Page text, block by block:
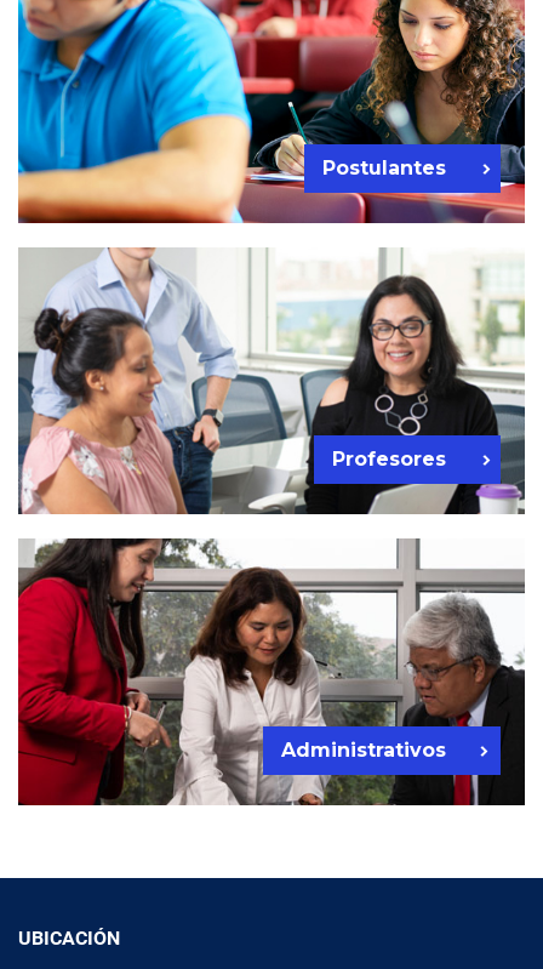
Postulantes
Profesores
Administrativos
UBICACIÓN